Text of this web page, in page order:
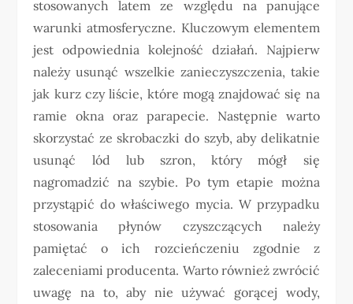
stosowanych latem ze względu na panujące
warunki atmosferyczne. Kluczowym elementem
jest odpowiednia kolejność działań. Najpierw
należy usunąć wszelkie zanieczyszczenia, takie
jak kurz czy liście, które mogą znajdować się na
ramie okna oraz parapecie. Następnie warto
skorzystać ze skrobaczki do szyb, aby delikatnie
usunąć lód lub szron, który mógł się
nagromadzić na szybie. Po tym etapie można
przystąpić do właściwego mycia. W przypadku
stosowania płynów czyszczących należy
pamiętać o ich rozcieńczeniu zgodnie z
zaleceniami producenta. Warto również zwrócić
uwagę na to, aby nie używać gorącej wody,